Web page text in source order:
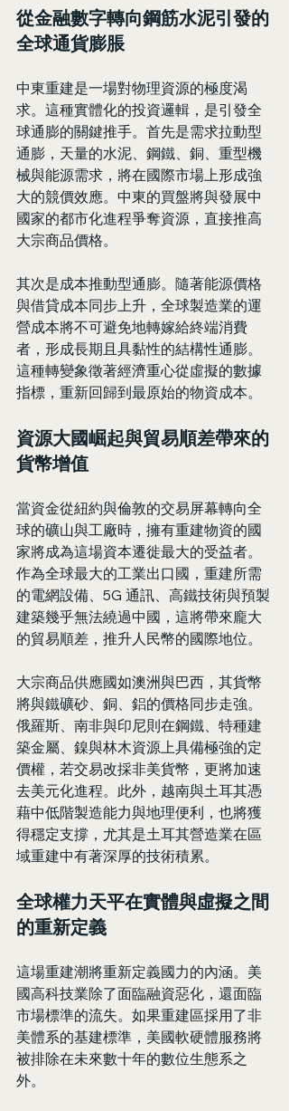
從金融數字轉向鋼筋水泥引發的
全球通貨膨脹
中東重建是一場對物理資源的極度渴
求。這種實體化的投資邏輯，是引發全
球通膨的關鍵推手。首先是需求拉動型
通膨，天量的水泥、鋼鐵、銅、重型機
械與能源需求，將在國際市場上形成強
大的競價效應。中東的買盤將與發展中
國家的都市化進程爭奪資源，直接推高
大宗商品價格。
其次是成本推動型通膨。隨著能源價格
與借貸成本同步上升，全球製造業的運
營成本將不可避免地轉嫁給終端消費
者，形成長期且具黏性的結構性通膨。
這種轉變象徵著經濟重心從虛擬的數據
指標，重新回歸到最原始的物資成本。
資源大國崛起與貿易順差帶來的
貨幣增值
當資金從紐約與倫敦的交易屏幕轉向全
球的礦山與工廠時，擁有重建物資的國
家將成為這場資本遷徙最大的受益者。
作為全球最大的工業出口國，重建所需
的電網設備、5G 通訊、高鐵技術與預製
建築幾乎無法繞過中國，這將帶來龐大
的貿易順差，推升人民幣的國際地位。
大宗商品供應國如澳洲與巴西，其貨幣
將與鐵礦砂、銅、鋁的價格同步走強。
俄羅斯、南非與印尼則在鋼鐵、特種建
築金屬、鎳與林木資源上具備極強的定
價權，若交易改採非美貨幣，更將加速
去美元化進程。此外，越南與土耳其憑
藉中低階製造能力與地理便利，也將獲
得穩定支撐，尤其是土耳其營造業在區
域重建中有著深厚的技術積累。
全球權力天平在實體與虛擬之間
的重新定義
這場重建潮將重新定義國力的內涵。美
國高科技業除了面臨融資惡化，還面臨
市場標準的流失。如果重建區採用了非
美體系的基建標準，美國軟硬體服務將
被排除在未來數十年的數位生態系之
外。